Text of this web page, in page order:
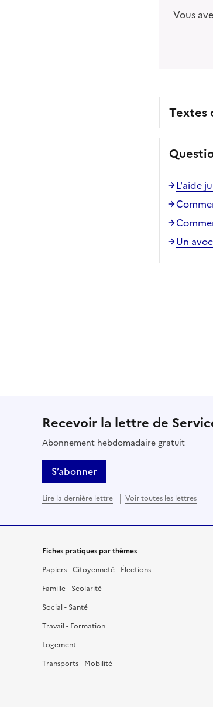
Vous
Textes
L'aide
Un
Recevoir la lettre de
Abonnement hebdomadaire gratuit
S’abonner
Lire la dernière lettre Voir toutes les lettres
Fiches pratiques par thèmes
Papiers - Citoyenneté - Élections
Famille - Scolarité
Social - Santé
Travail - Formation
Logement
Transports - Mobilité